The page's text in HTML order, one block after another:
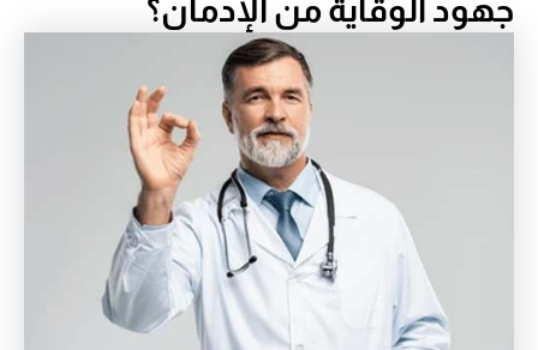
جهود الوقاية من الإدمان؟